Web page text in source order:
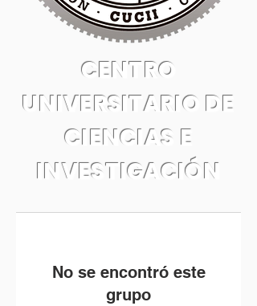
CENTRO
UNIVERSITARIO DE
CIENCIAS E
INVESTIGACIÓN
No se encontró este
grupo